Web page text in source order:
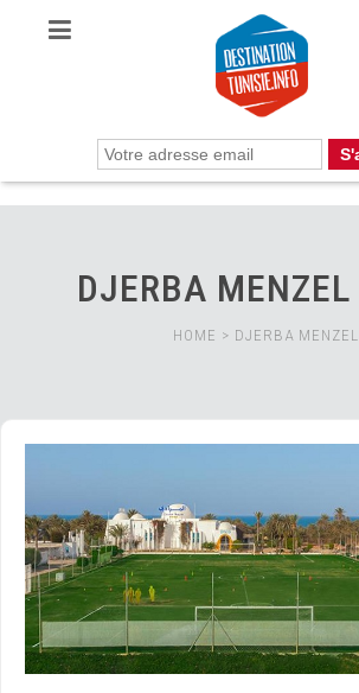
DJERBA MENZEL
HOME > DJERBA MENZEL